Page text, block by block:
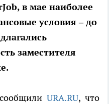
в мае наиболее
условия – до
заместителя
URA.RU, что